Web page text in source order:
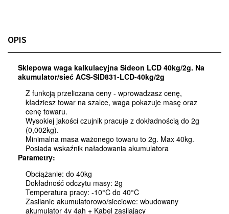
OPIS
Sklepowa waga kalkulacyjna Sideon LCD 40kg/2g. Na
akumulator/sieć ACS-SID831-LCD-40kg/2g
Z funkcją przeliczana ceny - wprowadzasz cenę,
kładziesz towar na szalce, waga pokazuje masę oraz
cenę towaru.
Wysokiej jakości czujnik pracuje z dokładnością do 2g
(0,002kg).
Minimalna masa ważonego towaru to 2g. Max 40kg.
Posiada wskaźnik naładowania akumulatora
Parametry:
Obciążanie: do 40kg
Dokładność odczytu masy: 2g
Temperatura pracy: -10°C do 40°C
Zasilanie akumulatorowo/sieciowe: wbudowany
akumulator 4v 4ah + Kabel zasilający